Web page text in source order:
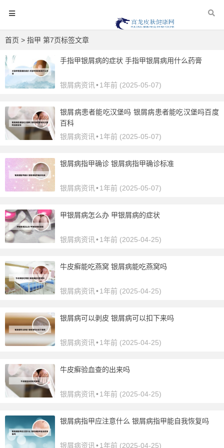
首页 > 指甲 第7页标签文章
手指甲银屑病的症状 手指甲银屑病用什么药膏
银屑病资讯 •1年前 (2025-05-07)
银屑病患者能吃汉堡吗 银屑病患者能吃汉堡吗百度
百科
银屑病资讯 •1年前 (2025-05-07)
银屑病指甲确诊 银屑病指甲确诊标准
银屑病资讯 •1年前 (2025-05-07)
甲银屑病怎么办 甲银屑病的症状
银屑病资讯 •1年前 (2025-04-25)
牛皮癣能吃燕窝 银屑病能吃燕窝吗
银屑病资讯 •1年前 (2025-04-25)
银屑病可以剥皮 银屑病可以扣下来吗
银屑病资讯 •1年前 (2025-04-25)
牛皮癣验血查的出来吗
银屑病资讯 •1年前 (2025-04-25)
银屑病指甲应注意什么 银屑病指甲能自我恢复吗
银屑病资讯 •1年前 (2025-04-25)